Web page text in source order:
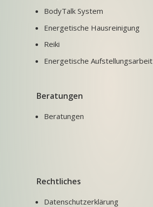
BodyTalk System
Energetische Hausreinigung
Reiki
Energetische Aufstellungsarbeit
Beratungen
Beratungen
Rechtliches
Datenschutzerklärung